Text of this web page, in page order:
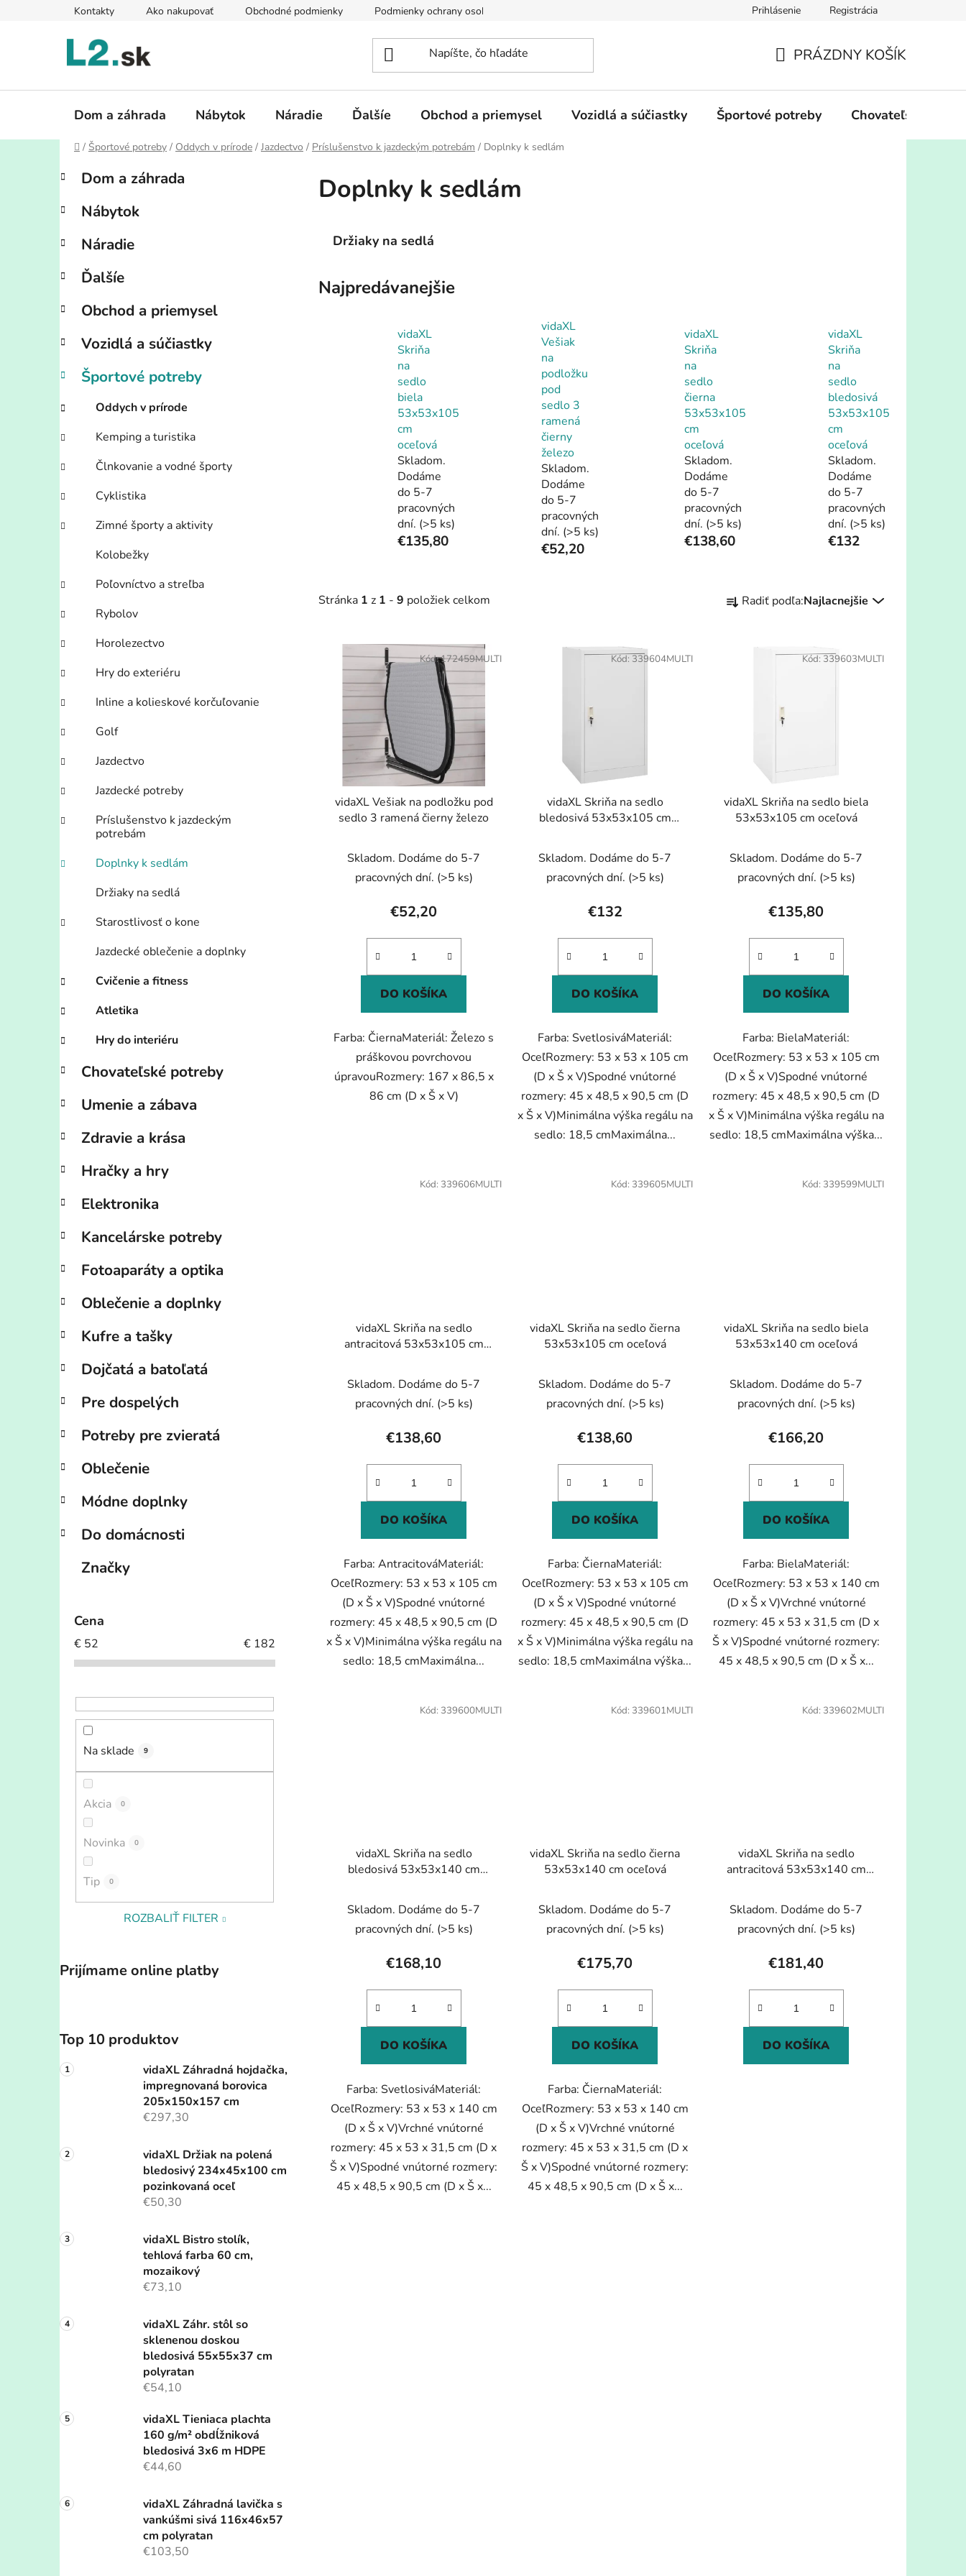
Kontakty Ako nakupovať Obchodné podmienky Podmienky ochrany osobných údajov Prihlásenie Registrácia
KOŠÍK
PRÁZDNY KOŠÍK
Dom a záhrada Nábytok Náradie Ďalšíe Obchod a priemysel Vozidlá a súčiastky Športové potreby Chovateľské
Domov
/ Športové potreby / Oddych v prírode / Jazdectvo / Príslušenstvo k jazdeckým potrebám / Doplnky k sedlám
B
č
ý
a
n
e
l
Preskočiť
kategórie
K
a
e
ó
i
Dom a záhrada
Nábytok
Náradie
Ďalšíe
Obchod a priemysel
Vozidlá a súčiastky
Športové potreby
Oddych v prírode
Kemping a turistika
Člnkovanie a vodné športy
Cyklistika
Zimné športy a aktivity
Kolobežky
Poľovníctvo a streľba
Rybolov
Horolezectvo
Hry do exteriéru
Inline a kolieskové korčuľovanie
Golf
Jazdectvo
Jazdecké potreby
Príslušenstvo k jazdeckým
potrebám
Doplnky k sedlám
Držiaky na sedlá
Starostlivosť o kone
Jazdecké oblečenie a doplnky
Cvičenie a fitness
Atletika
Hry do interiéru
Chovateľské potreby
Umenie a zábava
Zdravie a krása
Hračky a hry
Elektronika
Kancelárske potreby
Fotoaparáty a optika
Oblečenie a doplnky
Kufre a tašky
Dojčatá a batoľatá
Pre dospelých
Potreby pre zvieratá
Oblečenie
Módne doplnky
Do domácnosti
Značky
Cena
€ 52 € 182
Na sklade 9
Akcia 0
Novinka 0
Tip 0
ROZBALIŤ FILTER
Prijímame online platby
Top 10 produktov
vidaXL Záhradná hojdačka,
impregnovaná borovica
205x150x157 cm
€297,30
vidaXL Držiak na polená
bledosivý 234x45x100 cm
pozinkovaná oceľ
€50,30
vidaXL Bistro stolík,
tehlová farba 60 cm,
mozaikový
€73,10
vidaXL Záhr. stôl so
sklenenou doskou
bledosivá 55x55x37 cm
polyratan
€54,10
vidaXL Tieniaca plachta
160 g/m² obdĺžniková
bledosivá 3x6 m HDPE
€44,60
vidaXL Záhradná lavička s
vankúšmi sivá 116x46x57
cm polyratan
€103,50
Doplnky k sedlám
Držiaky na sedlá
Najpredávanejšie
vidaXL
Skriňa
na
sedlo
biela
53x53x105
cm
oceľová
Skladom.
Dodáme
do 5-7
pracovných
dní. (>5 ks)
€135,80
vidaXL
Vešiak
na
podložku
pod
sedlo 3
ramená
čierny
železo
Skladom.
Dodáme
do 5-7
pracovných
dní. (>5 ks)
€52,20
vidaXL
Skriňa
na
sedlo
čierna
53x53x105
cm
oceľová
Skladom.
Dodáme
do 5-7
pracovných
dní. (>5 ks)
€138,60
vidaXL
Skriňa
na
sedlo
bledosivá
53x53x105
cm
oceľová
Skladom.
Dodáme
do 5-7
pracovných
dní. (>5 ks)
€132
Stránka 1 z 1 - 9 položiek celkom
a
u
o
Radiť podľa:Najlacnejšie
vidaXL Vešiak na podložku pod
sedlo 3 ramená čierny železo
Skladom. Dodáme do 5-7
pracovných dní. (>5 ks)
€52,20
DO KOŠÍKA
Farba: ČiernaMateriál: Železo s
práškovou povrchovou
úpravouRozmery: 167 x 86,5 x
86 cm (D x Š x V)
Kód:172459MULTI
vidaXL Skriňa na sedlo
bledosivá 53x53x105 cm
Skladom. Dodáme do 5-7
pracovných dní. (>5 ks)
€132
DO KOŠÍKA
Farba: SvetlosiváMateriál:
OceľRozmery: 53 x 53 x 105 cm
(D x Š x V)Spodné vnútorné
rozmery: 45 x 48,5 x 90,5 cm (D
x Š x V)Minimálna výška regálu na
sedlo: 18,5 cmMaximálna...
Kód: 339604MULTI
vidaXL Skriňa na sedlo biela
53x53x105 cm oceľová
Skladom. Dodáme do 5-7
pracovných dní. (>5 ks)
€135,80
DO KOŠÍKA
Farba: BielaMateriál:
OceľRozmery: 53 x 53 x 105 cm
(D x Š x V)Spodné vnútorné
rozmery: 45 x 48,5 x 90,5 cm (D
x Š x V)Minimálna výška regálu na
sedlo: 18,5 cmMaximálna výška...
Kód: 339603MULTI
vidaXL Skriňa na sedlo
antracitová 53x53x105 cm
Skladom. Dodáme do 5-7
pracovných dní. (>5 ks)
€138,60
DO KOŠÍKA
Farba: AntracitováMateriál:
OceľRozmery: 53 x 53 x 105 cm
(D x Š x V)Spodné vnútorné
rozmery: 45 x 48,5 x 90,5 cm (D
x Š x V)Minimálna výška regálu na
sedlo: 18,5 cmMaximálna...
Kód: 339606MULTI
vidaXL Skriňa na sedlo čierna
53x53x105 cm oceľová
Skladom. Dodáme do 5-7
pracovných dní. (>5 ks)
€138,60
DO KOŠÍKA
Farba: ČiernaMateriál:
OceľRozmery: 53 x 53 x 105 cm
(D x Š x V)Spodné vnútorné
rozmery: 45 x 48,5 x 90,5 cm (D
x Š x V)Minimálna výška regálu na
sedlo: 18,5 cmMaximálna výška...
Kód: 339605MULTI
vidaXL Skriňa na sedlo biela
53x53x140 cm oceľová
Skladom. Dodáme do 5-7
pracovných dní. (>5 ks)
€166,20
DO KOŠÍKA
Farba: BielaMateriál:
OceľRozmery: 53 x 53 x 140 cm
(D x Š x V)Vrchné vnútorné
rozmery: 45 x 53 x 31,5 cm (D x
Š x V)Spodné vnútorné rozmery:
45 x 48,5 x 90,5 cm (D x Š x...
Kód: 339599MULTI
vidaXL Skriňa na sedlo
bledosivá 53x53x140 cm
Skladom. Dodáme do 5-7
pracovných dní. (>5 ks)
€168,10
DO KOŠÍKA
Farba: SvetlosiváMateriál:
OceľRozmery: 53 x 53 x 140 cm
(D x Š x V)Vrchné vnútorné
rozmery: 45 x 53 x 31,5 cm (D x
Š x V)Spodné vnútorné rozmery:
45 x 48,5 x 90,5 cm (D x Š x...
Kód: 339600MULTI
vidaXL Skriňa na sedlo čierna
53x53x140 cm oceľová
Skladom. Dodáme do 5-7
pracovných dní. (>5 ks)
€175,70
DO KOŠÍKA
Farba: ČiernaMateriál:
OceľRozmery: 53 x 53 x 140 cm
(D x Š x V)Vrchné vnútorné
rozmery: 45 x 53 x 31,5 cm (D x
Š x V)Spodné vnútorné rozmery:
45 x 48,5 x 90,5 cm (D x Š x...
Kód: 339601MULTI
vidaXL Skriňa na sedlo
antracitová 53x53x140 cm
Skladom. Dodáme do 5-7
pracovných dní. (>5 ks)
€181,40
DO KOŠÍKA
Kód: 339602MULTI